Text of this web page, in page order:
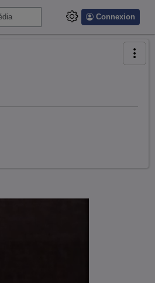
Connexion